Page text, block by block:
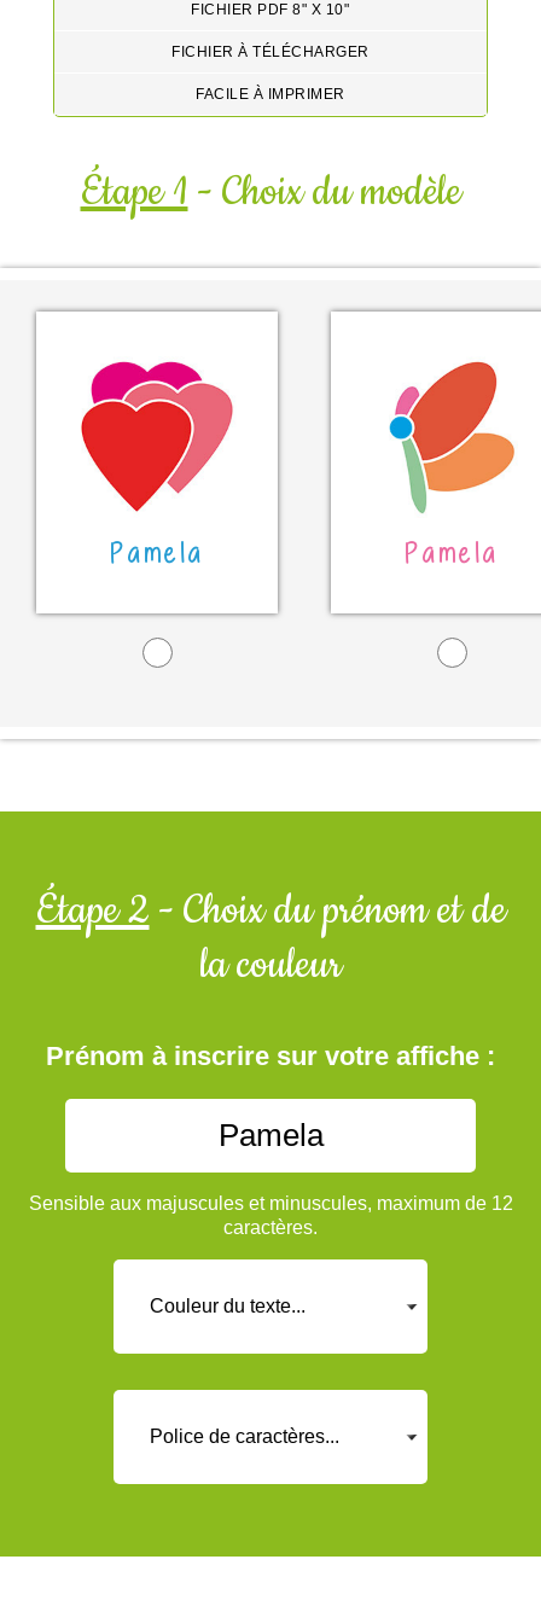
FICHIER PDF 8" X 10"
FICHIER À TÉLÉCHARGER
FACILE À IMPRIMER
Étape 1- Choix du modèle
Pamela Pamela
Étape 2- Choix du prénom et de
la couleur
Prénom à inscrire sur votre affiche :
Sensible aux majuscules et minuscules, maximum de 12
caractères.